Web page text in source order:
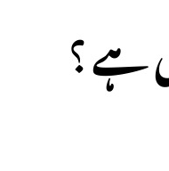
ہے ؟